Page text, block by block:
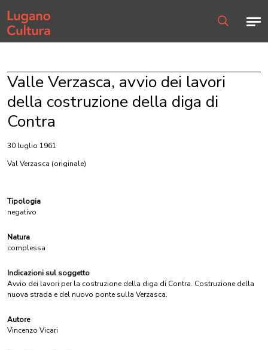
Home page
Valle Verzasca, avvio dei lavori
della costruzione della diga di
Contra
30 luglio 1961
Val Verzasca (originale)
Tipologia
negativo
Natura
complessa
Indicazioni sul soggetto
Avvio dei lavori per la costruzione della diga di Contra. Costruzione della
nuova strada e del nuovo ponte sulla Verzasca.
Autore
Vincenzo Vicari